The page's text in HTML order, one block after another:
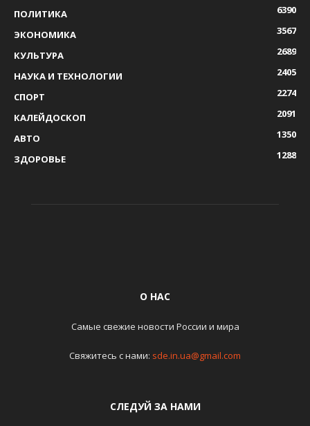
ПОЛИТИКА
6390
ЭКОНОМИКА
3567
КУЛЬТУРА
2689
НАУКА И ТЕХНОЛОГИИ
2405
СПОРТ
2274
КАЛЕЙДОСКОП
2091
АВТО
1350
ЗДОРОВЬЕ
1288
О НАС
Самые свежие новости России и мира
Свяжитесь с нами: sde.in.ua@gmail.com
СЛЕДУЙ ЗА НАМИ